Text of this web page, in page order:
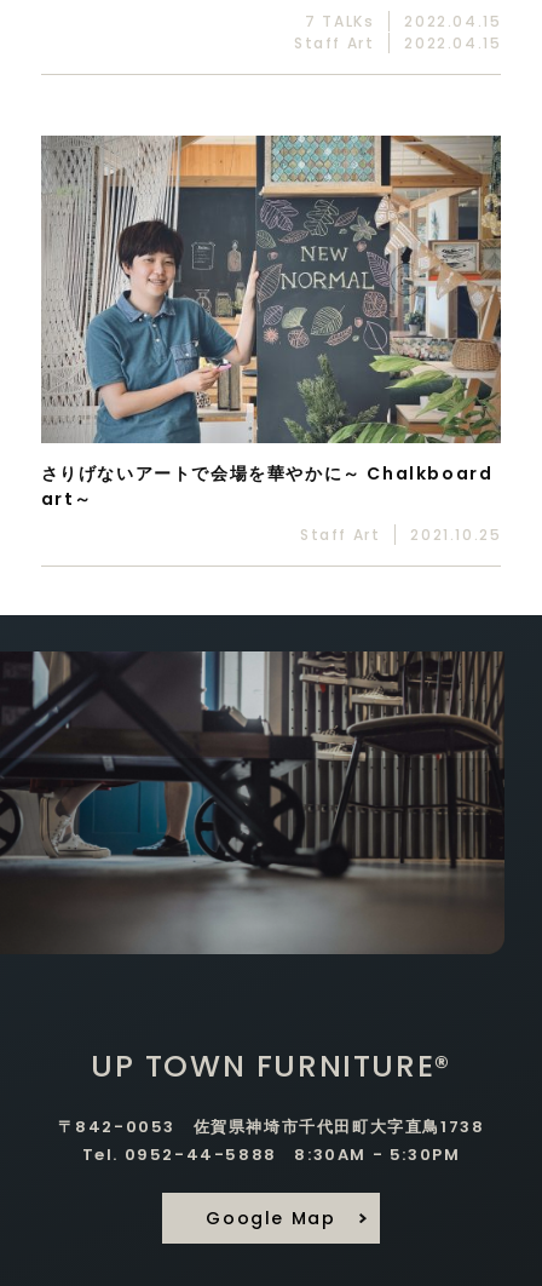
7 TALKs
2022.04.15
Staff Art
2022.04.15
さりげないアートで会場を華やかに～ Chalkboard
art～
Staff Art 2021.10.25
UP TOWN FURNITURE®
〒842-0053 佐賀県神埼市千代田町大字直鳥1738
Tel. 0952-44-5888 8:30AM - 5:30PM
Google Map